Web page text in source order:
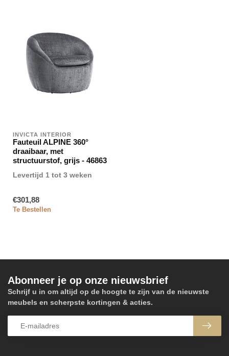
INVICTA INTERIOR
Fauteuil ALPINE 360°
draaibaar, met
structuurstof, grijs - 46863
Levertijd 1 tot 3 weken
€301,88
Te Bestellen
Abonneer je op onze nieuwsbrief
Schrijf u in om altijd op de hoogte te zijn van de nieuwste
meubels en scherpste kortingen & acties.